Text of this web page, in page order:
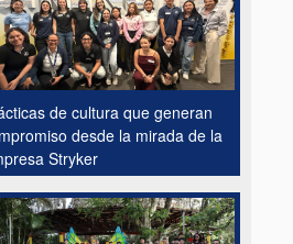
de cultura que generan
desde la mirada de la
Stryker